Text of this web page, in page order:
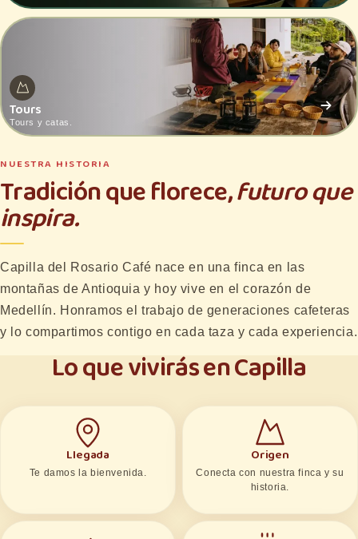
Tours
Tours y catas.
NUESTRA HISTORIA
Tradición que florece,futuro que
inspira.
Capilla del Rosario Café nace en una finca en las
montañas de Antioquia y hoy vive en el corazón de
Medellín. Honramos el trabajo de generaciones cafeteras
y lo compartimos contigo en cada taza y cada experiencia.
Lo que vivirás en Capilla
Llegada
Te damos la bienvenida.
Origen
Conecta con nuestra finca y su
historia.